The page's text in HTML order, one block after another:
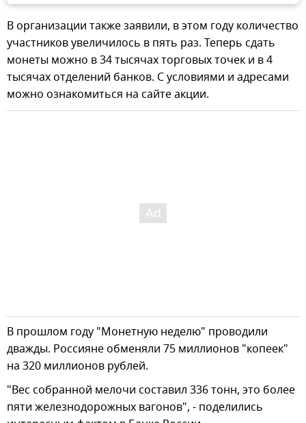
В организации также заявили, в этом году количество
участников увеличилось в пять раз. Теперь сдать
монеты можно в 34 тысячах торговых точек и в 4
тысячах отделений банков. С условиями и адресами
можно ознакомиться на сайте акции.
В прошлом году "Монетную неделю" проводили
дважды. Россияне обменяли 75 миллионов "копеек"
на 320 миллионов рублей.
"Вес собранной мелочи составил 336 тонн, это более
пяти железнодорожных вагонов", - поделились